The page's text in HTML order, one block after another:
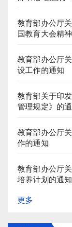
教育部办公厅
国教育大会精
教育部办公厅
设工作的通知
教育部关于印
管理规定》的
教育部办公厅
作的通知
教育部办公厅
培养计划的通知
更多